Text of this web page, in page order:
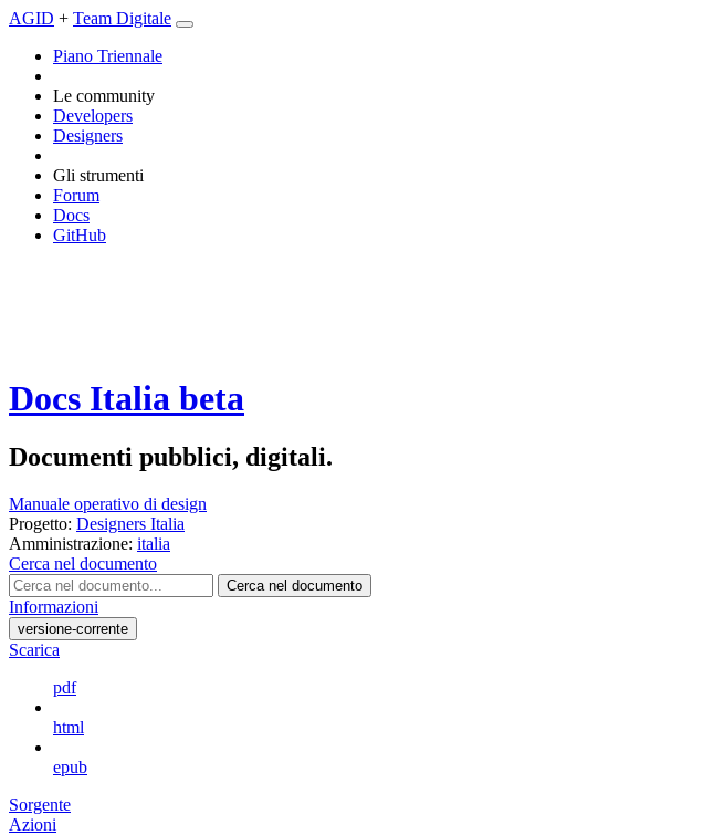
AGID + Team Digitale
Piano Triennale
Le community
Developers
Designers
Gli strumenti
Forum
Docs
GitHub
Docs Italia beta
Documenti pubblici, digitali.
Manuale operativo di design
Progetto: Designers Italia
Amministrazione: italia
Cerca nel documento
Cerca nel documento
Informazioni
versione-corrente
Scarica
pdf
html
epub
Sorgente
Azioni